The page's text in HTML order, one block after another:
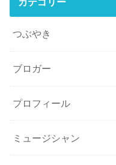
つぶやき
ブロガー
プロフィール
ミュージシャン